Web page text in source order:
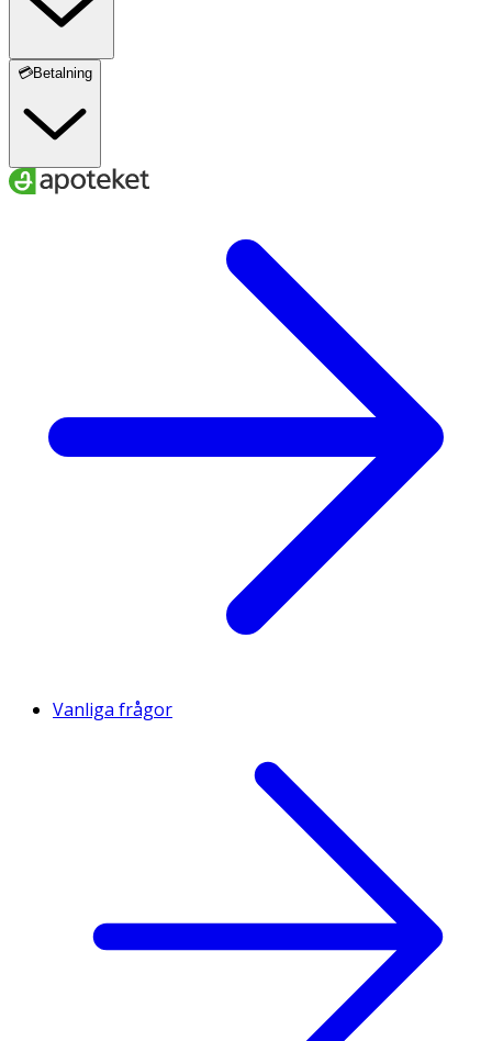
💳Betalning
Vanliga frågor